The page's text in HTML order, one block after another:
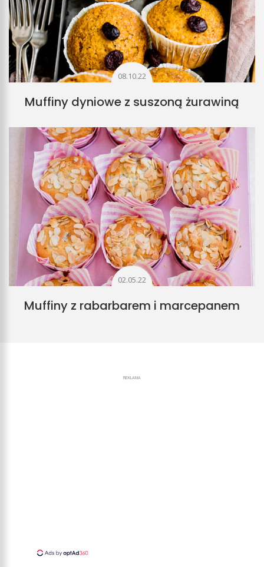
08.10.22
Muffiny dyniowe z suszoną żurawiną
02.05.22
Muffiny z rabarbarem i marcepanem
REKLAMA